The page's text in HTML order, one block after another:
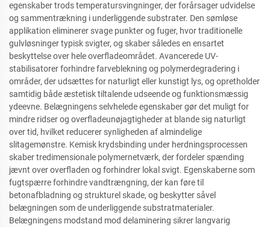
egenskaber trods temperatursvingninger, der forårsager udvidelse
og sammentrækning i underliggende substrater. Den sømløse
applikation eliminerer svage punkter og fuger, hvor traditionelle
gulvløsninger typisk svigter, og skaber således en ensartet
beskyttelse over hele overfladeområdet. Avancerede UV-
stabilisatorer forhindre farveblekning og polymerdegradering i
områder, der udsættes for naturligt eller kunstigt lys, og opretholder
samtidig både æstetisk tiltalende udseende og funktionsmæssig
ydeevne. Belægningens selvhelede egenskaber gør det muligt for
mindre ridser og overfladeunøjagtigheder at blande sig naturligt
over tid, hvilket reducerer synligheden af almindelige
slitagemønstre. Kemisk krydsbinding under herdningsprocessen
skaber tredimensionale polymernetværk, der fordeler spænding
jævnt over overfladen og forhindrer lokal svigt. Egenskaberne som
fugtspærre forhindre vandtrængning, der kan føre til
betonafbladning og strukturel skade, og beskytter såvel
belægningen som de underliggende substratmaterialer.
Belægningens modstand mod delaminering sikrer langvarig